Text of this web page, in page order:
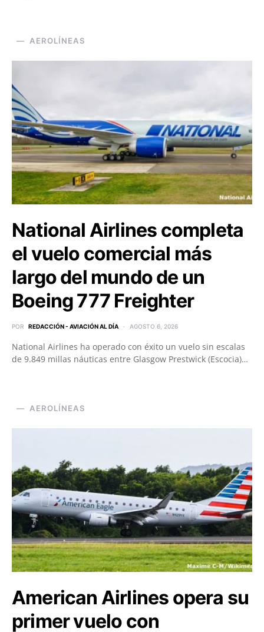
AEROLÍNEAS
National Airlines completa
el vuelo comercial más
largo del mundo de un
Boeing 777 Freighter
POR REDACCIÓN - AVIACIÓN AL DÍA AGOSTO 6, 2026
National Airlines ha operado con éxito un vuelo sin escalas
de 9.849 millas náuticas entre Glasgow Prestwick (Escocia)…
AEROLÍNEAS
American Airlines opera su
primer vuelo con